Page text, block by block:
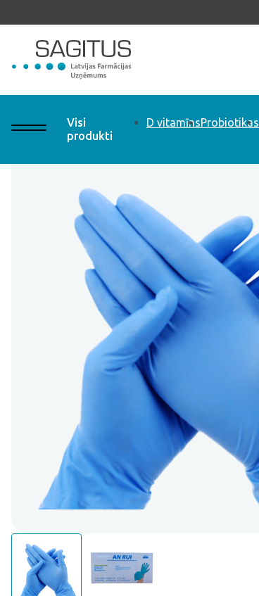
Visi
produkti
D vitamīnsProbiotikas